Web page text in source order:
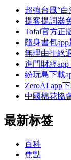
超強台風“
提客提詞器
Tofai官方正
隨身書包
無理由拒絕
進門財經
紛玩島下載
ZeroAI app
中國棉花協
最新标签
百科
焦點